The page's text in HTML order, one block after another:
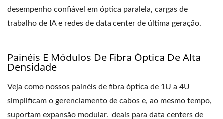
desempenho confiável em óptica paralela, cargas de
trabalho de IA e redes de data center de última geração.
Painéis E Módulos De Fibra Óptica De Alta
Densidade
Veja como nossos painéis de fibra óptica de 1U a 4U
simplificam o gerenciamento de cabos e, ao mesmo tempo,
suportam expansão modular. Ideais para data centers de